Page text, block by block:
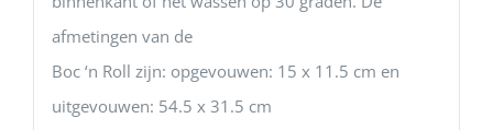
afmetingen van de
Boc ‘n Roll zijn: opgevouwen: 15 x 11.5 cm en
uitgevouwen: 54.5 x 31.5 cm